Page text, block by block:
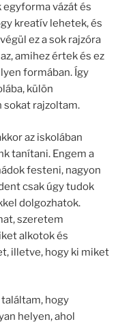
egyforma vázát és
kreatív lehetek, és
ez a sok rajzóra
amihez értek és ez
formában. Így
külön
sokat rajzoltam.
az iskolában
tanítani. Engem a
festeni, nagyon
csak úgy tudok
dolgozhatok.
szeretem
alkotok és
illetve, hogy ki miket
hogy
helyen, ahol